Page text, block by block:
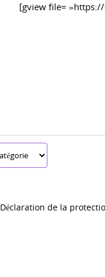
[gview file=
Déclaration de la